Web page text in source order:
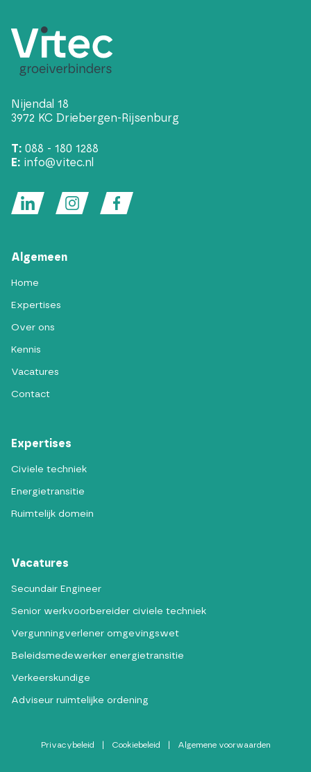
Nijendal 18
3972 KC Driebergen-Rijsenburg
T: 088 - 180 1288
E: info@vitec.nl
Algemeen
Home
Expertises
Over ons
Kennis
Vacatures
Contact
Expertises
Civiele techniek
Energietransitie
Ruimtelijk domein
Vacatures
Secundair Engineer
Senior werkvoorbereider civiele techniek
Vergunningverlener omgevingswet
Beleidsmedewerker energietransitie
Verkeerskundige
Adviseur ruimtelijke ordening
Privacybeleid Cookiebeleid Algemene voorwaarden